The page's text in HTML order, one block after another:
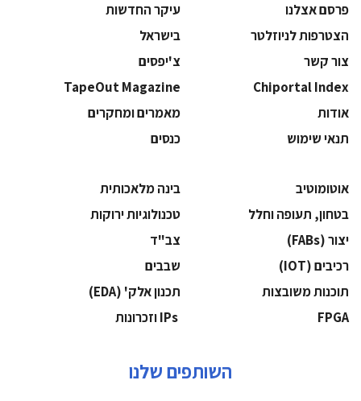
פרסם אצלנו
עיקר החדשות
הצטרפות לניוזלטר
בישראל
צור קשר
צ'יפסים
Chiportal Index
TapeOut Magazine
אודות
מאמרים ומחקרים
תנאי שימוש
כנסים
אוטומוטיב
בינה מלאכותית
בטחון, תעופה וחלל
‫טכנולוגיות ירוקות‬
‫יצור (‪(FABs‬‬
‫צב"ד‬
‫רכיבים‬ (IOT)
‫שבבים‬
‫תוכנות משובצות‬
‫תכנון אלק' (‪(EDA‬‬
‫‪FPGA‬‬
השותפים שלנו